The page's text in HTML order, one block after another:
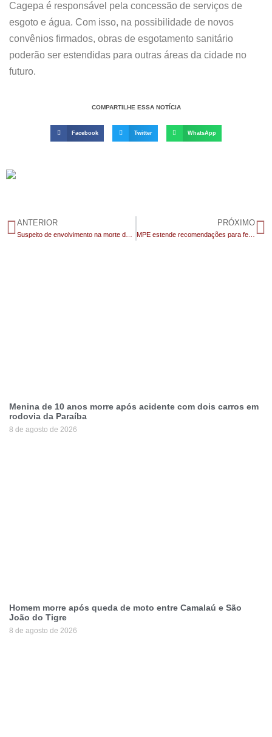
Cagepa é responsável pela concessão de serviços de
esgoto e água. Com isso, na possibilidade de novos
convênios firmados, obras de esgotamento sanitário
poderão ser estendidas para outras áreas da cidade no
futuro.
COMPARTILHE ESSA NOTÍCIA
Facebook Twitter WhatsApp
ANTERIOR PRÓXIMO
Menina de 10 anos morre após acidente com dois carros em
rodovia da Paraíba
8 de agosto de 2026
Homem morre após queda de moto entre Camalaú e São
João do Tigre
8 de agosto de 2026